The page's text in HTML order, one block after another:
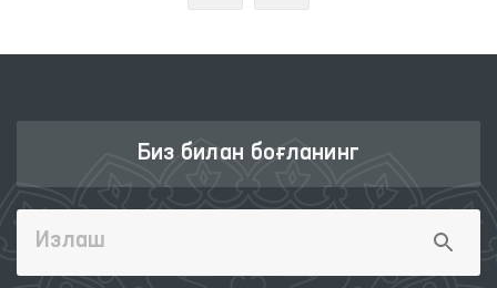
Биз билан боғланинг